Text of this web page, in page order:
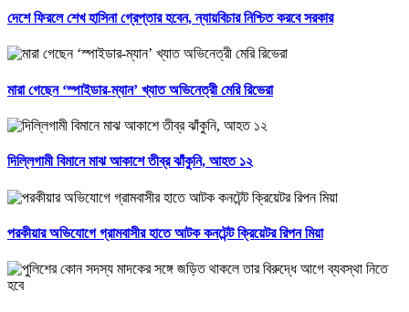
দেশে ফিরলে শেখ হাসিনা গ্রেপ্তার হবেন, ন্যায়বিচার নিশ্চিত করবে সরকার
মারা গেছেন ‘স্পাইডার-ম্যান’ খ্যাত অভিনেত্রী মেরি রিভেরা
দিল্লিগামী বিমানে মাঝ আকাশে তীব্র ঝাঁকুনি, আহত ১২
পরকীয়ার অভিযোগে গ্রামবাসীর হাতে আটক কনটেন্ট ক্রিয়েটর রিপন মিয়া